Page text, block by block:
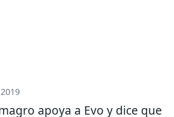
apoya a Evo y dice que